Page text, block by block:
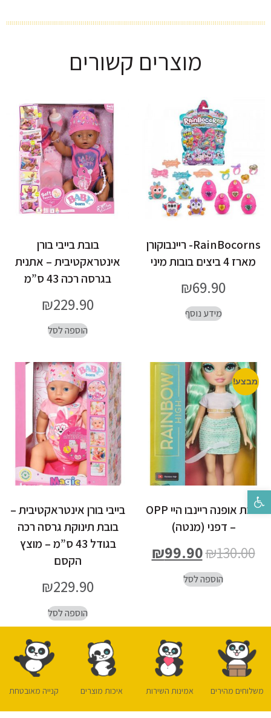
פתח סרגל נגישות
מוצרים קשורים
RainBocorns- ריינבוקורן
מארז 4 ביצים בובות מיני
₪69.90
מידע נוסף
בובת בייבי בורן
אינטראקטיבית – אתנית
בגרסה רכה 43 ס”מ
₪229.90
הוספה לסל
מבצע!
בובת אופנה ריינבו היי OPP
– דפני (מנטה)
₪130.00
₪99.90
הוספה לסל
בייבי בורן אינטראקטיבית –
בובת תינוקת גרסה רכה
בגודל 43 ס”מ – מוצץ
הקסם
₪229.90
הוספה לסל
משלוחים מהירים אמינות השירות איכות מוצרים קנייה מאובטחת